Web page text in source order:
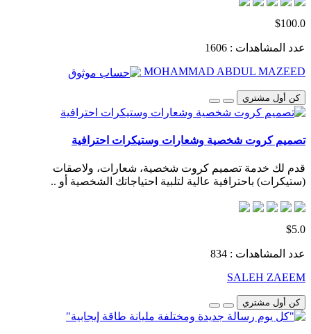
$100.0
عدد المشاهدات : 1606
MOHAMMAD ABDUL MAZEED
كن أول مشتري
تصميم كروت شخصية وشعارات وستيكرات احترافية
قدم لك خدمة تصميم كروت شخصية، شعارات، ولاصقات
(ستيكرات) باحترافية عالية لتلبية احتياجاتك الشخصية أو ..
$5.0
عدد المشاهدات : 834
SALEH ZAEEM
كن أول مشتري